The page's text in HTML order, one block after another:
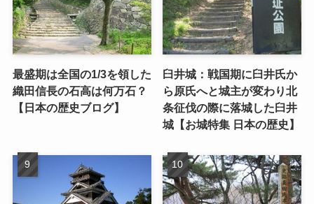
最盛期は全国の1/3を領した
織田信長の石高は何万石？
【日本の歴史ブログ】
臼井城：戦国期に臼井氏か
ら原氏へと城主が変わり北
条征伐の際に落城した臼井
城【お城特集 日本の歴史】